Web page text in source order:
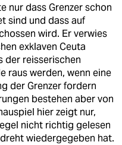
nur dass Grenzer schon
sind und dass auf
wird. Er verwies
exklaven Ceuta
der reisserischen
raus werden, wenn eine
der Grenzer fordern
bestehen aber von
hier zeigt nur,
nicht richtig gelesen
wiedergegeben hat.